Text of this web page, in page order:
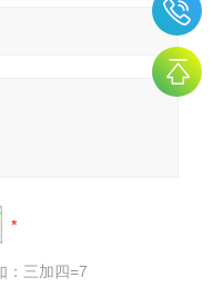
：三加四=7